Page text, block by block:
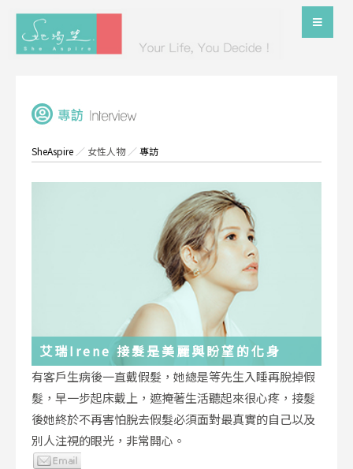
SheAspire ／ 女性人物／專訪
艾瑞Irene 接髮是美麗與盼望的化身
有客戶生病後一直戴假髮，她總是等先生入睡再脫掉假
髮，早一步起床戴上，遮掩著生活聽起來很心疼，接髮
後她終於不再害怕脫去假髮必須面對最真實的自己以及
別人注視的眼光，非常開心。